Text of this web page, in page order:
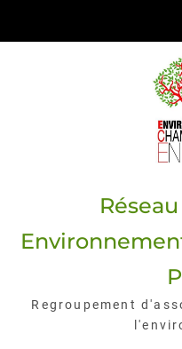
Regroupement